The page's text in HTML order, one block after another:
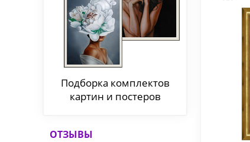
Подборка комплектов
картин и постеров
ОТЗЫВЫ